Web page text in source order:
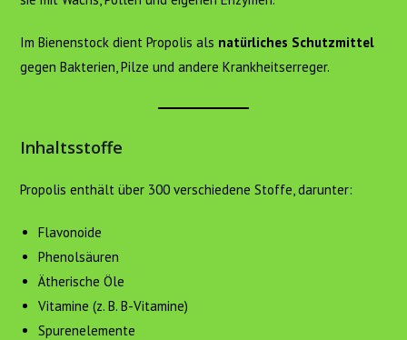
Im Bienenstock dient Propolis als natürliches Schutzmittel
gegen Bakterien, Pilze und andere Krankheitserreger.
Inhaltsstoffe
Propolis enthält über 300 verschiedene Stoffe, darunter:
Flavonoide
Phenolsäuren
Ätherische Öle
Vitamine (z. B. B-Vitamine)
Spurenelemente